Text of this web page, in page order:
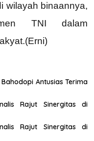
wilayah binaannya,
TNI dalam
Antusias Terima
Rajut Sinergitas di
Rajut Sinergitas di